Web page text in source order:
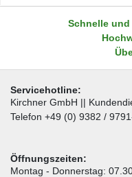
Schnelle
Servicehotline:
Kirchner GmbH ||
Telefon +49 (0) 9382 /
Öffnungszeiten:
Montag - Donnerstag: